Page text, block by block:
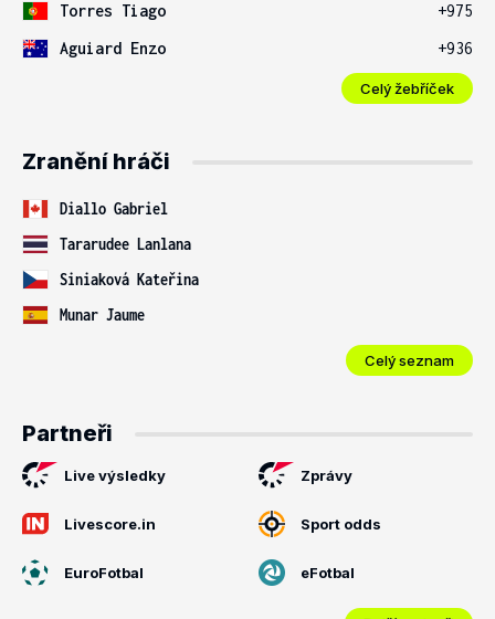
Torres Tiago
+975
Aguiard Enzo
+936
Celý žebříček
Zranění hráči
Diallo Gabriel
Tararudee Lanlana
Siniaková Kateřina
Munar Jaume
Celý seznam
Partneři
Live výsledky Zprávy
Livescore.in Sport odds
EuroFotbal eFotbal